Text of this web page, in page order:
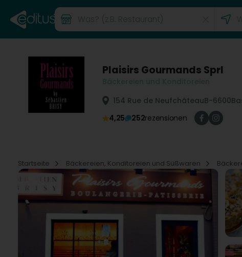
Plaisirs Gourmands Sprl
154 Rue de NeufchâteauB-6600
4,25
252rezensionen
Startseite
Bäckereien, Konditoreien und Süßwaren